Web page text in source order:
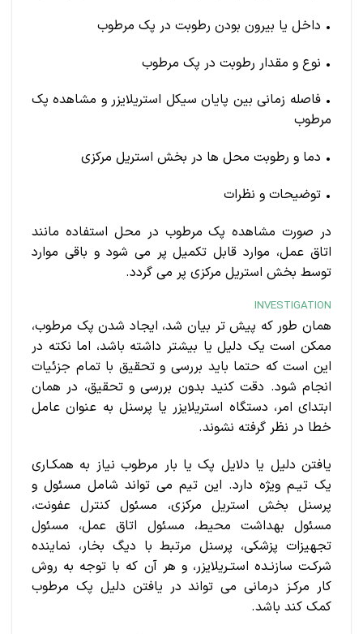
• داخل یا بیرون بودن رطوبت در پک مرطوب
• نوع و مقدار رطوبت در پک مرطوب
• فاصله زمانی بین پایان سیکل استریلایزر و مشاهده پک
مرطوب
• دما و رطوبت محل ها در بخش استریل مرکزی
• توضیحات و نظرات
در صورت مشاهده پک مرطوب در محل استفاده مانند
اتاق عمل، موارد قابل تکمیل پر می شود و باقی موارد
توسط بخش استریل مرکزی پر می گردد.
INVESTIGATION
همان طور که پیش تر بیان شد، ایجاد شدن پک مرطوب،
ممکن است یک دلیل یا بیشتر داشته باشد، اما نکته در
این است که حتما باید بررسی و تحقیق با تمام جزئیات
انجام شود. دقت کنید بدون بررسی و تحقیق، در همان
ابتدای امر، دستگاه استریلایزر یا پرسنل به عنوان عامل
خطا در نظر گرفته نشوند.
یافتن دلیل یا دلایل پک یا بار مرطوب نیاز به همکـاری
یک تیـم ویژه دارد. این تیم می تواند شامل مسئول و
پرسنل بخش استریل مرکزی، مسئول کنترل عفونت،
مسئول بهداشت محیط، مسئول اتاق عمل، مسئول
تجهیزات پزشکی، پرسنل مرتبط با دیگ بخار، نماینده
شرکـت سازنـده استـریلایزر، و هر آن که با توجه به روش
کار مرکـز درمانی می تواند در یافتن دلیل پک مرطوب
کمک کند باشد.